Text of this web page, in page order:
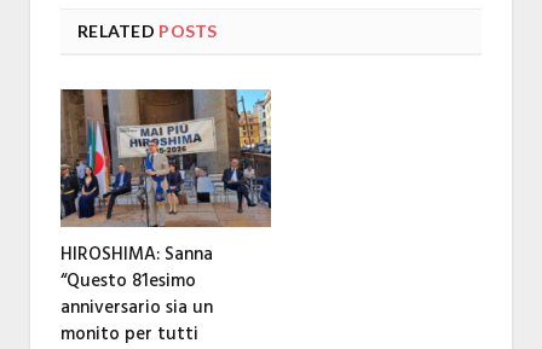
RELATED POSTS
HIROSHIMA: Sanna
“Questo 81esimo
anniversario sia un
monito per tutti